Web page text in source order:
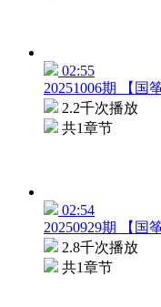
02:55
20251006期 【国
2.2千次播放
共1章节
02:54
20250929期 【国
2.8千次播放
共1章节